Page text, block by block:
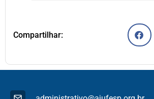
Compartilhar: